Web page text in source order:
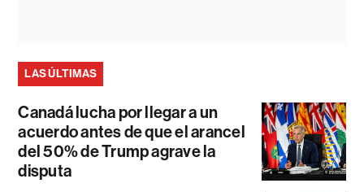
LAS ÚLTIMAS
Canadá lucha por llegar a un
acuerdo antes de que el arancel
del 50% de Trump agrave la
disputa